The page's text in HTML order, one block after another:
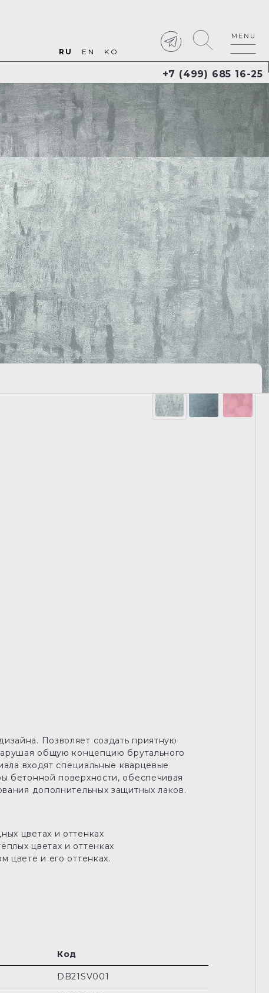
RU EN KO
+7 (499) 685 16-25
Позволяет создать приятную
общую концепцию брутального
входят специальные кварцевые
бетонной поверхности, обеспечивая
дополнительных защитных лаков.
цветах и оттенках
цветах и оттенках
цвете и его оттенках.
Код
DB21SV001